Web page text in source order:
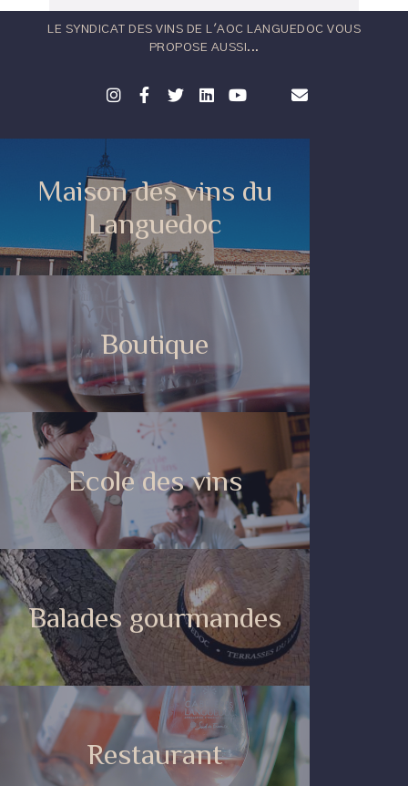
LE SYNDICAT DES VINS DE L'AOC LANGUEDOC VOUS
PROPOSE AUSSI...
Maison des vins du
Languedoc
Boutique
Ecole des vins
Balades gourmandes
Restaurant